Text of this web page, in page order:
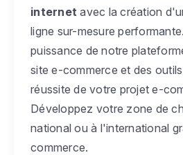
internet avec la création
ligne sur-mesure
puissance de notre
site e-commerce et des
réussite de votre projet e-
Développez votre zone de
national ou à l'international
commerce.